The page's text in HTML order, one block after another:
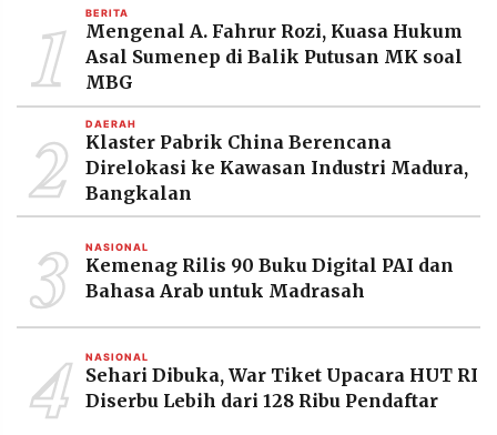
RESOLUSI
MEDIA
PRAMUDITA
1 BERITA
Mengenal A. Fahrur Rozi, Kuasa Hukum
Asal Sumenep di Balik Putusan MK soal
MBG
2 DAERAH
Klaster Pabrik China Berencana
Direlokasi ke Kawasan Industri Madura,
Bangkalan
3 NASIONAL
Kemenag Rilis 90 Buku Digital PAI dan
Bahasa Arab untuk Madrasah
4 NASIONAL
Sehari Dibuka, War Tiket Upacara HUT RI
Diserbu Lebih dari 128 Ribu Pendaftar